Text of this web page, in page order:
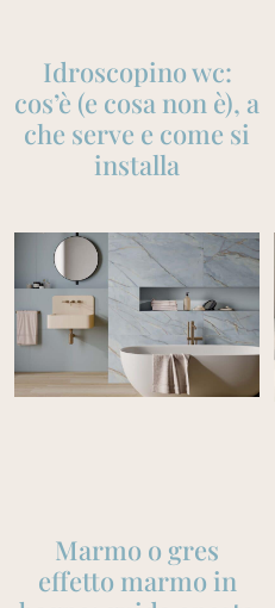
Idroscopino wc:
cos’è (e cosa non è), a
che serve e come si
installa
Marmo o gres
effetto marmo in